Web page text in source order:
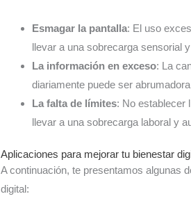
Esmagar la pantalla: El uso
llevar a una sobrecarga sensorial
La información en exceso: La
diariamente puede ser
La falta de límites: No establecer
llevar a una sobrecarga laboral y
Aplicaciones para mejorar tu bienestar
A continuación, te presentamos algunas
digital: